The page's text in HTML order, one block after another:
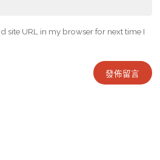
site URL in my browser for next time I